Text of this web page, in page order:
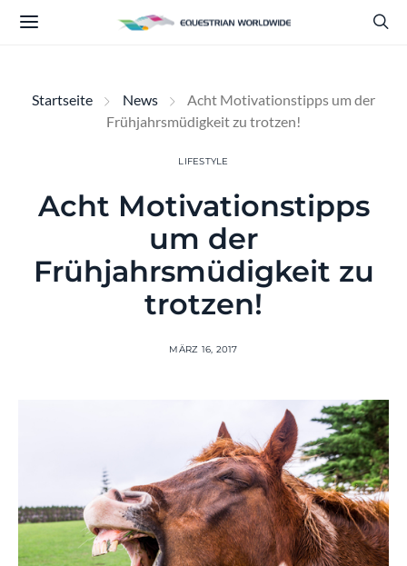
Startseite News
Acht Motivationstipps um der
Frühjahrsmüdigkeit zu trotzen!
LIFESTYLE
Acht Motivationstipps
um der
Frühjahrsmüdigkeit zu
trotzen!
MÄRZ 16, 2017